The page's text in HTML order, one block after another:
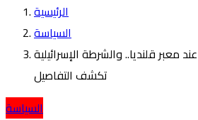
الرئيسية
السياسة
معبر قلنديا.. والشرطة الإسرائيلية
تكشف التفاصيل
السياسة